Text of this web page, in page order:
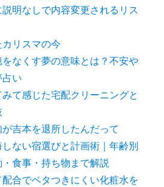
明なしで内容変更されるリス
リスマの今
なくす夢の意味とは？不安や
い
て感じた宅配クリーニングと
吉本を退所したんだって
ない宿選びと計画術｜年齢別
食事・持ち物まで解説
合でベタつきにくい化粧水を